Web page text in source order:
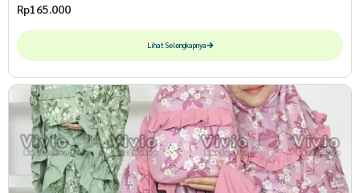
Rp165.000
Lihat Selengkapnya